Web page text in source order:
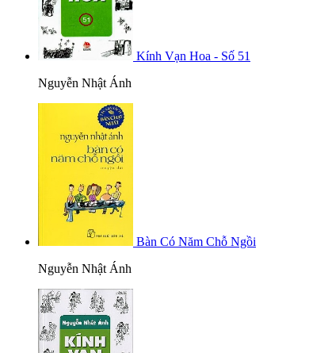
Kính Vạn Hoa - Số 51
Nguyễn Nhật Ánh
Bàn Có Năm Chỗ Ngồi
Nguyễn Nhật Ánh